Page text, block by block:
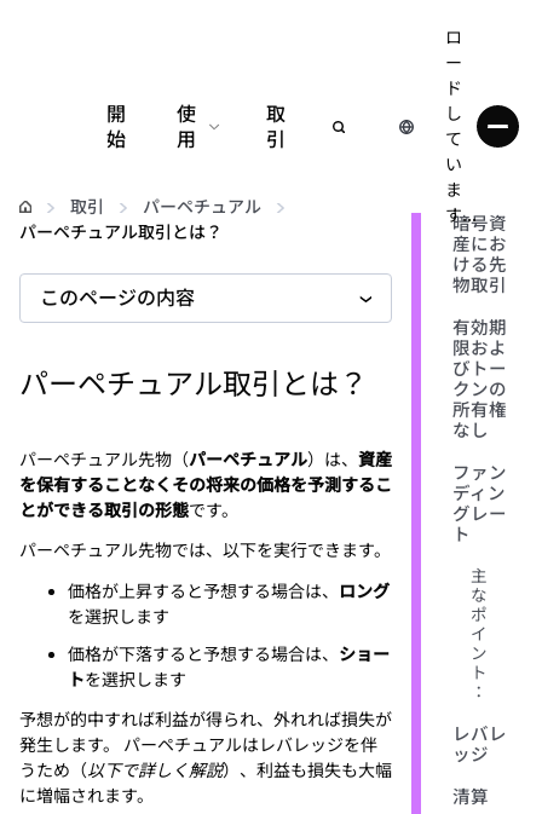
開
始
使
用
設定
web3の詳細
安全性の維持
取
引
ロ
ー
ド
し
て
い
ま
す...
取引
パーペチュアル
パーペチュアル取引とは？
このページの内容
パーペチュアル取引とは？
パーペチュアル先物（パーペチュアル）は、 資産
を保有することなくその将来の価格を予測するこ
とができる取引の形態です。
パーペチュアル先物では、以下を実行できます。
価格が上昇すると予想する場合は、
ロング
を選択します
価格が下落すると予想する場合は、 ショー
トを選択します
予想が的中すれば利益が得られ、外れれば損失が
発生します。 パーペチュアルはレバレッジを伴
うため（以下で詳しく解説）、利益も損失も大幅
に増幅されます。
暗号資
産にお
ける先
物取引
有効期
限およ
びトー
クンの
所有権
なし
ファン
ディン
グレー
ト
主
な
ポ
イ
ン
ト
：
レバレ
ッジ
清算